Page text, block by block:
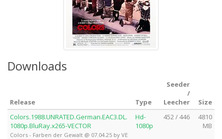
Downloads
Release Type
Seeder
/
Leecher
Size
Colors.1988.UNRATED.German.EAC3.DL.
1080p.BluRay.x265-VECTOR
Colors - Farben der Gewalt @ 07.04.25 by VE
Hd-
1080p
452 / 446
4810
MB